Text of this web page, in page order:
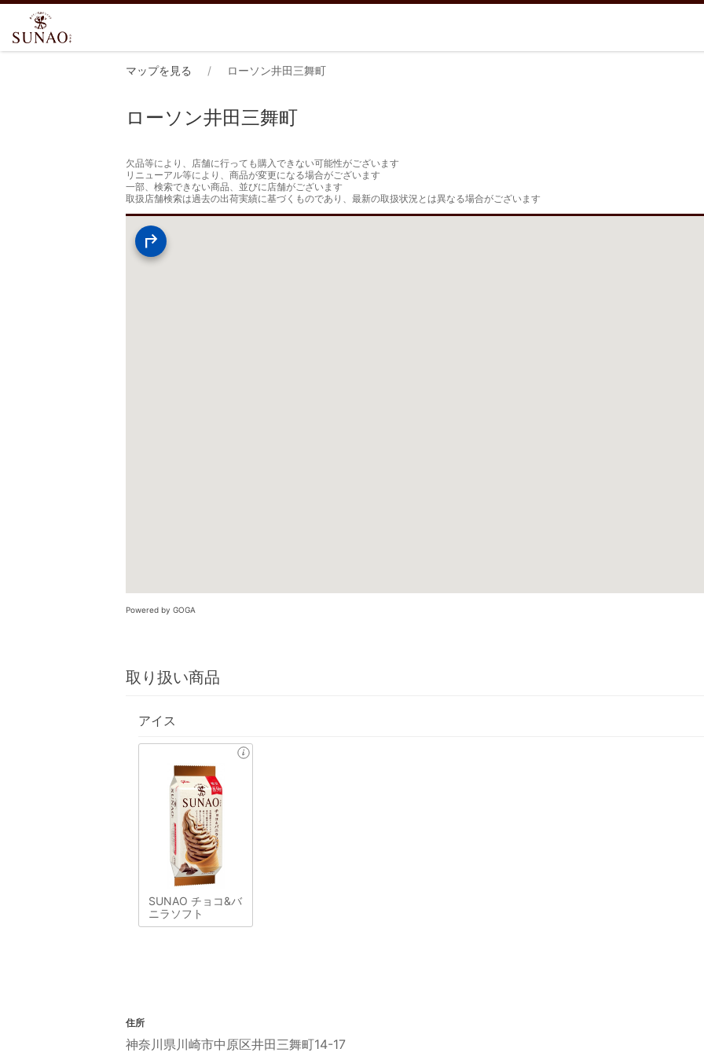
マップを見る ローソン井田三舞町
ローソン井田三舞町
欠品等により、店舗に行っても購入できない可能性がございます
リニューアル等により、商品が変更になる場合がございます
一部、検索できない商品、並びに店舗がございます
取扱店舗検索は過去の出荷実績に基づくものであり、最新の取扱状況とは異なる場合がございます
Powered by GOGA
取り扱い商品
アイス
SUNAO チョコ&バ
ニラソフト
住所
神奈川県川崎市中原区井田三舞町14-17